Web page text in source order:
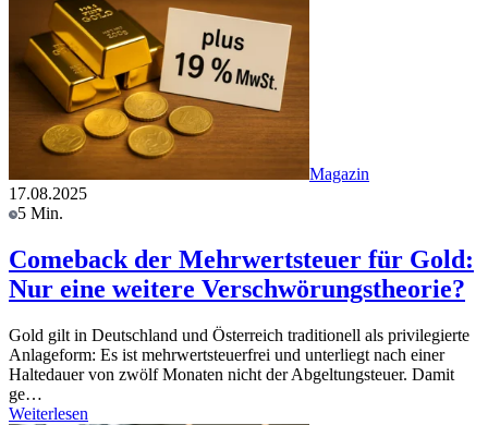
Magazin
17.08.2025
5 Min.
Comeback der Mehrwertsteuer für Gold:
Nur eine weitere Verschwörungstheorie?
Gold gilt in Deutschland und Österreich traditionell als privilegierte
Anlageform: Es ist mehrwertsteuerfrei und unterliegt nach einer
Haltedauer von zwölf Monaten nicht der Abgeltungsteuer. Damit
ge…
Weiterlesen